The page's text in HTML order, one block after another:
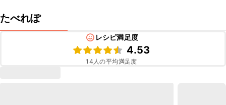
たべれぽ
レシピ満足度
4.53
14 人の平均満足度